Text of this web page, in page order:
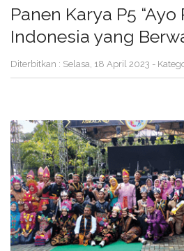
Panen Karya P5 “Ayo
Indonesia yang
Diterbitkan : Selasa, 18 April 2023 -